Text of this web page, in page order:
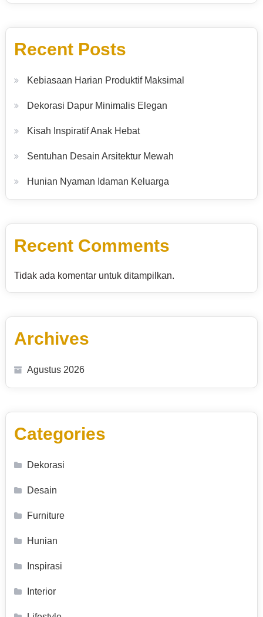
Recent Posts
Kebiasaan Harian Produktif Maksimal
Dekorasi Dapur Minimalis Elegan
Kisah Inspiratif Anak Hebat
Sentuhan Desain Arsitektur Mewah
Hunian Nyaman Idaman Keluarga
Recent Comments
Tidak ada komentar untuk ditampilkan.
Archives
Agustus 2026
Categories
Dekorasi
Desain
Furniture
Hunian
Inspirasi
Interior